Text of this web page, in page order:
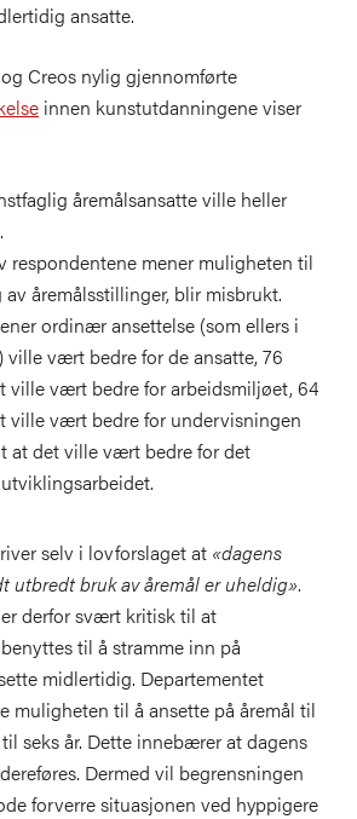
ansatte.
Creos nylig gjennomførte
innen kunstutdanningene viser
åremålsansatte ville heller
respondentene mener muligheten til
av åremålsstillinger, blir misbrukt.
ordinær ansettelse (som ellers i
ville vært bedre for de ansatte, 76
ville vært bedre for arbeidsmiljøet, 64
ville vært bedre for undervisningen
at det ville vært bedre for det
selv i lovforslaget at «dagens
utbredt bruk av åremål er uheldig».
derfor svært kritisk til at
til å stramme inn på
midlertidig. Departementet
muligheten til å ansette på åremål til
seks år. Dette innebærer at dagens
Dermed vil begrensningen
forverre situasjonen ved hyppigere